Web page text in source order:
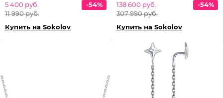
5 400 руб.
11 990 руб.
-54%
Купить на Sokolov
138 600 руб.
307 990 руб.
-54%
Купить на Sokolov